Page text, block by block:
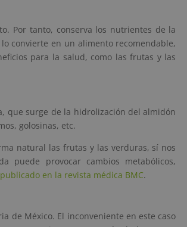
Por tanto, conserva los nutrientes de la
convierte en un alimento recomendable,
para la salud, como las frutas y las
que surge de la hidrolización del almidón
golosinas, etc.
natural las frutas y las verduras, sí nos
puede provocar cambios metabólicos,
en la revista médica BMC.
de México. El inconveniente en este caso